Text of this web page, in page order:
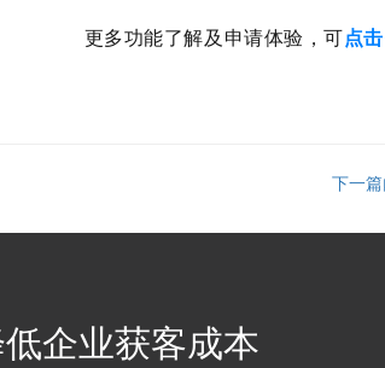
更多功能了解及申请体验，可点
下一
企业获客成本